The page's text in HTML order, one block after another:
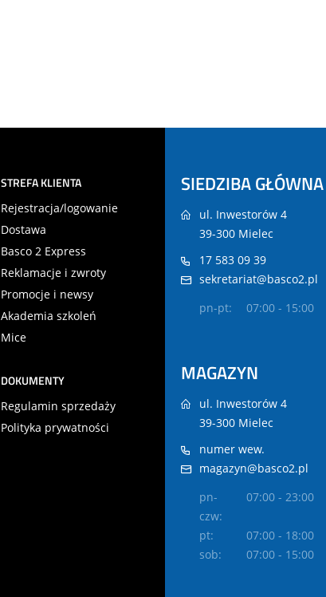
STREFA KLIENTA
Rejestracja/logowanie
Dostawa
Basco 2 Express
Reklamacje i zwroty
Promocje i newsy
Akademia szkoleń
Mice
DOKUMENTY
Regulamin sprzedaży
Polityka prywatności
SIEDZIBA GŁÓWNA
ul. Inwestorów 4
39-300 Mielec
17 583 09 39
sekretariat@basco2.pl
pn-pt:
07:00 - 15:00
MAGAZYN
ul. Inwestorów 4
39-300 Mielec
numer wew.
magazyn@basco2.pl
pn-
czw:
07:00 - 23:00
pt:
07:00 - 18:00
sob:
07:00 - 15:00